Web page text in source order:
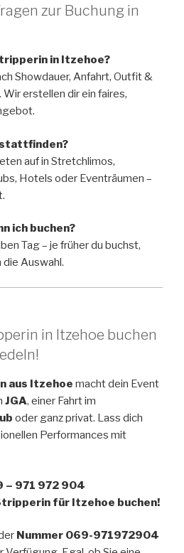
zur Buchung in
in Itzehoe?
Showdauer, Anfahrt, Outfit &
erstellen dir ein faires,
stattfinden?
auf in Stretchlimos,
Hotels oder Eventräumen –
ich buchen?
Tag – je früher du buchst,
Auswahl.
in Itzehoe buchen
aus Itzehoe macht dein Event
JGA, einer Fahrt im
oder ganz privat. Lass dich
Performances mit
– 971 972 904
für Itzehoe buchen!
Nummer 069-971972904